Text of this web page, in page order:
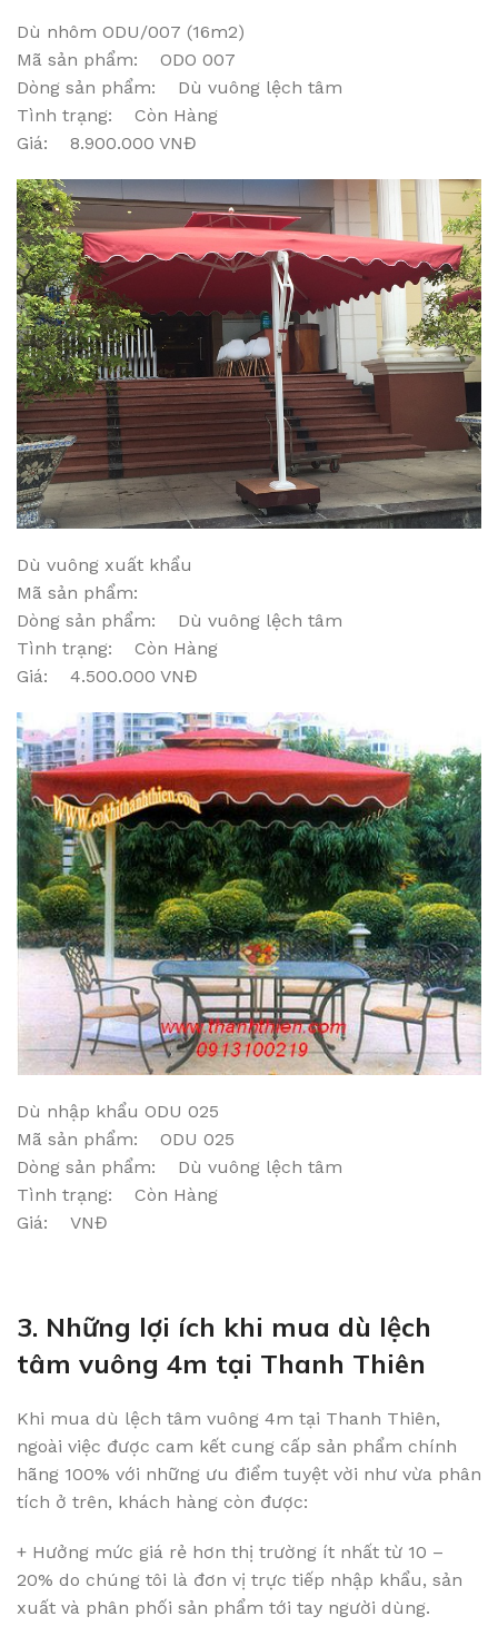
Dù nhôm ODU/007 (16m2)
Mã sản phẩm: ODO 007
Dòng sản phẩm: Dù vuông lệch tâm
Tình trạng: Còn Hàng
Giá: 8.900.000 VNĐ
Dù vuông xuất khẩu
Mã sản phẩm:
Dòng sản phẩm: Dù vuông lệch tâm
Tình trạng: Còn Hàng
Giá: 4.500.000 VNĐ
Dù nhập khẩu ODU 025
Mã sản phẩm: ODU 025
Dòng sản phẩm: Dù vuông lệch tâm
Tình trạng: Còn Hàng
Giá: VNĐ
3. Những lợi ích khi mua dù lệch
tâm vuông 4m tại Thanh Thiên
Khi mua dù lệch tâm vuông 4m tại Thanh Thiên,
ngoài việc được cam kết cung cấp sản phẩm chính
hãng 100% với những ưu điểm tuyệt vời như vừa phân
tích ở trên, khách hàng còn được:
+ Hưởng mức giá rẻ hơn thị trường ít nhất từ 10 –
20% do chúng tôi là đơn vị trực tiếp nhập khẩu, sản
xuất và phân phối sản phẩm tới tay người dùng.